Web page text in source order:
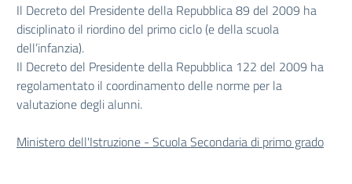
Il Decreto del Presidente della Repubblica 89 del 2009 ha
disciplinato il riordino del primo ciclo (e della scuola
dell’infanzia).
Il Decreto del Presidente della Repubblica 122 del 2009 ha
regolamentato il coordinamento delle norme per la
valutazione degli alunni.
Ministero dell'Istruzione - Scuola Secondaria di primo grado